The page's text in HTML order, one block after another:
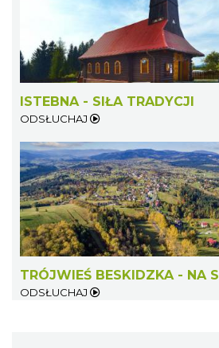
ISTEBNA - SIŁA TRADYCJI
ODSŁUCHAJ
TRÓJWIEŚ BESKIDZKA - NA
ODSŁUCHAJ